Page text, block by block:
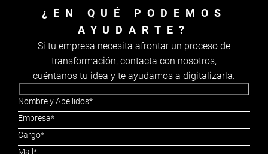
¿EN QUÉ PODEMOS
AYUDARTE?
Si tu empresa necesita afrontar un proceso de
transformación, contacta con nosotros,
cuéntanos tu idea y te ayudamos a digitalizarla.